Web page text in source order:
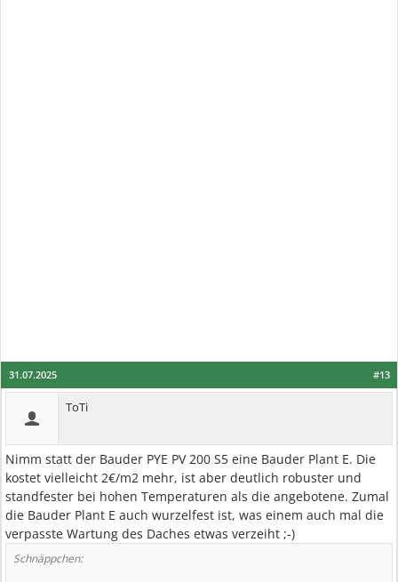
#13
31.07.2025
ToTi
Nimm statt der Bauder PYE PV 200 S5 eine Bauder Plant E. Die
kostet vielleicht 2€/m2 mehr, ist aber deutlich robuster und
standfester bei hohen Temperaturen als die angebotene. Zumal
die Bauder Plant E auch wurzelfest ist, was einem auch mal die
verpasste Wartung des Daches etwas verzeiht ;-)
Schnäppchen: